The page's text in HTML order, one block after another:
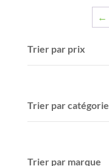
←
Trier par prix
Trier par catégorie
Trier par marque